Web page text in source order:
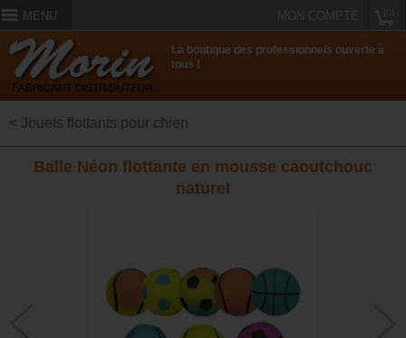
MENU MON COMPTE
La boutique des professionnels ouverte à
tous !
< Jouets flottants pour chien
Balle Néon flottante en mousse caoutchouc
naturel